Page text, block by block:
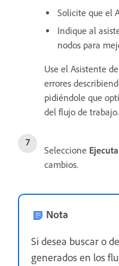
Solicite que el
Indique al
nodos para
Use el Asistente
errores
pidiéndole que
del flujo de trabajo.
Seleccione
cambios.
Nota
Si desea buscar o
generados en los